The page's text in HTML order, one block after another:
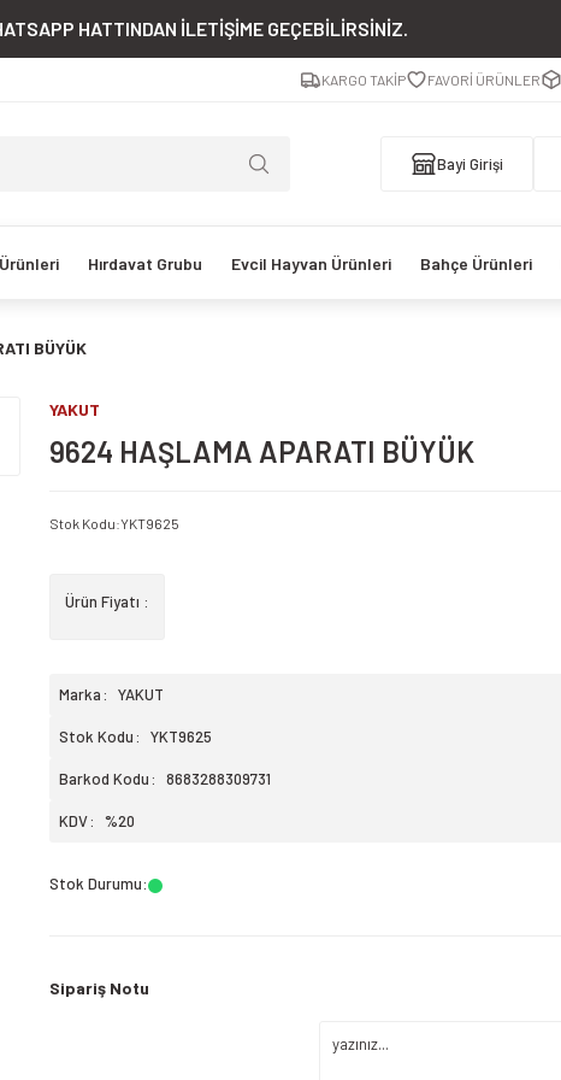
HATTINDAN İLETİŞİME GEÇEBİLİRSİNİZ.
KARGO TAKİP FAVORİ ÜRÜNLER
Bayi Girişi
Hırdavat Grubu Evcil Hayvan Ürünleri Bahçe Ürünleri
BÜYÜK
YAKUT
9624 HAŞLAMA APARATI BÜYÜK
Stok Kodu:YKT9625
Ürün Fiyatı :
Marka YAKUT
Stok Kodu YKT9625
Barkod Kodu 8683288309731
KDV %20
Stok Durumu:
Sipariş Notu